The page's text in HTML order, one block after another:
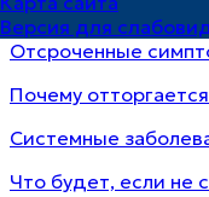
Версия для
Симптомы
Отсроченные
Почему
Системные
Что будет, если не